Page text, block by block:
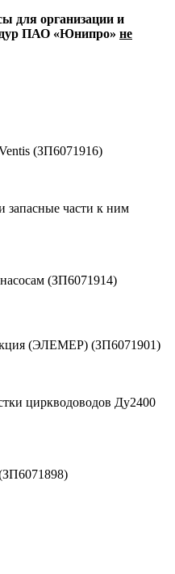
для организации и
ПАО «Юнипро» не
(ЗП6071916)
запасные части к ним
(ЗП6071914)
(ЭЛЕМЕР) (ЗП6071901)
циркводоводов Ду2400